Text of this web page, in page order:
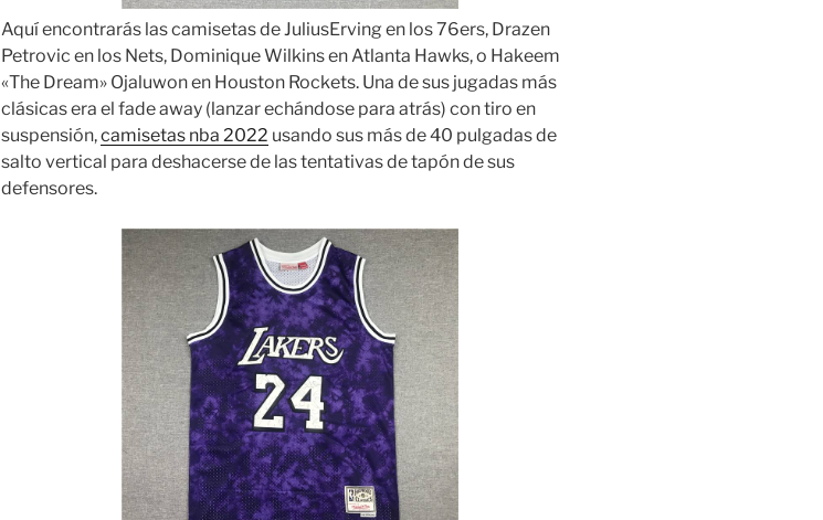
Aquí encontrarás las camisetas de JuliusErving en los 76ers, Drazen
Petrovic en los Nets, Dominique Wilkins en Atlanta Hawks, o Hakeem
«The Dream» Ojaluwon en Houston Rockets. Una de sus jugadas más
clásicas era el fade away (lanzar echándose para atrás) con tiro en
suspensión,camisetas nba 2022 usando sus más de 40 pulgadas de
salto vertical para deshacerse de las tentativas de tapón de sus
defensores.